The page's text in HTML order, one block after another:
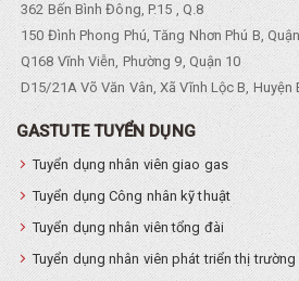
362 Bến Bình Đông, P.15 , Q.8
150 Đình Phong Phú, Tăng Nhơn Phú B,
Q168 Vĩnh Viễn, Phường 9, Quận 10
D15/21A Võ Văn Vân, Xã Vĩnh Lộc B, Huyện
GASTUTE TUYỂN DỤNG
Tuyển dụng nhân viên giao gas
Tuyển dụng Công nhân kỹ thuật
Tuyển dụng nhân viên tổng đài
Tuyển dụng nhân viên phát triển thị trường